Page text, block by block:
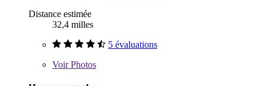
Distance estimée
32,4 milles
5 évaluations
VoirPhotos